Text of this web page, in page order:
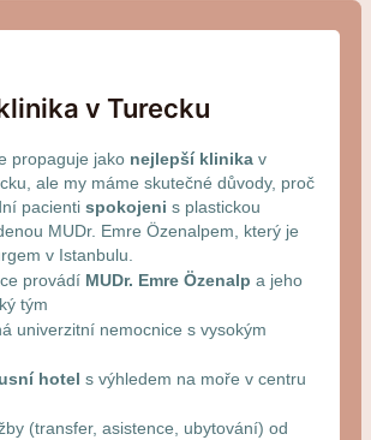
v Turecku
propaguje jako nejlepší klinika v
ale my máme skutečné důvody, proč
pacientispokojeni s plastickou
MUDr. Emre Özenalpem, který je
v Istanbulu.
provádí MUDr. Emre Özenalp a jeho
tým
univerzitní nemocnice s vysokým
hotel s výhledem na moře v centru
(transfer, asistence, ubytování) od